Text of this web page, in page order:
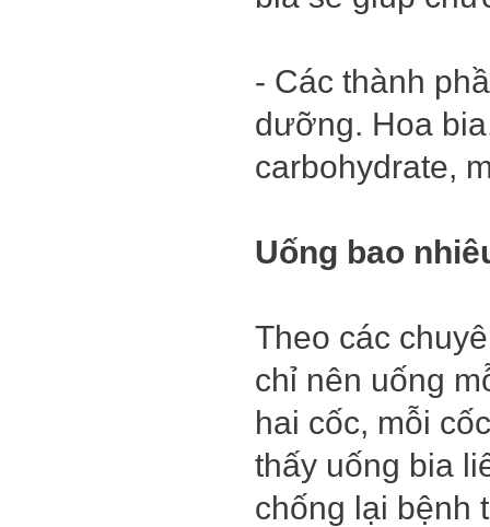
- Các thành
dưỡng. Hoa
carbohydrate,
Uống bao
Theo các
chỉ nên uống
hai cốc, mỗi
thấy uống bia
chống lại bệnh